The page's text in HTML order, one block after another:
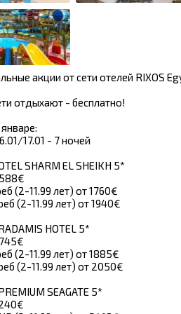
акции от сети отелей RIXOS
отдыхают - бесплатно!
17.01 - 7 ночей
SHARM EL SHEIKH 5*
(2-11.99 лет) от 1760€
(2-11.99 лет) от 1940€
HOTEL 5*
(2-11.99 лет) от 1885€
(2-11.99 лет) от 2050€
SEAGATE 5*